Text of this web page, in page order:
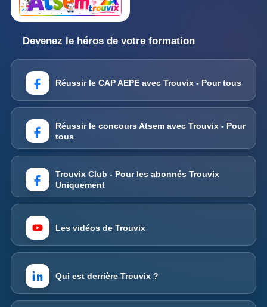
Devenez le héros de votre formation
Réussir le CAP AEPE avec Trouvix - Pour tous
Réussir le concours Atsem avec Trouvix - Pour
tous
Trouvix Club - Pour les abonnés Trouvix
Uniquement
Les vidéos de Trouvix
Qui est derrière Trouvix ?